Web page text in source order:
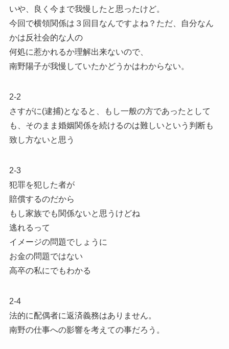
いや、良く今まで我慢したと思ったけど。
今回で横領関係は３回目なんですよね？ただ、自分なん
かは反社会的な人の
何処に惹かれるか理解出来ないので、
南野陽子が我慢していたかどうかはわからない。
2-2
さすがに(逮捕)となると、もし一般の方であったとして
も、そのまま婚姻関係を続けるのは難しいという判断も
致し方ないと思う
2-3
犯罪を犯した者が
賠償するのだから
もし家族でも関係ないと思うけどね
逃れるって
イメージの問題でしょうに
お金の問題ではない
高卒の私にでもわかる
2-4
法的に配偶者に返済義務はありません。
南野の仕事への影響を考えての事だろう。